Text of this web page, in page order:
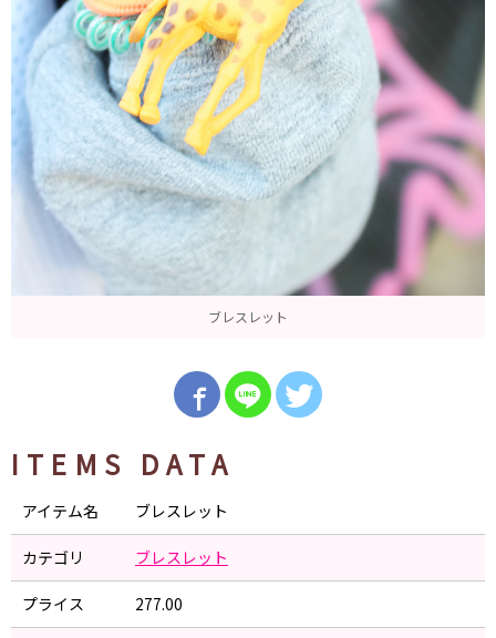
ブレスレット
ITEMS DATA
アイテム名 ブレスレット
カテゴリ ブレスレット
プライス 277.00